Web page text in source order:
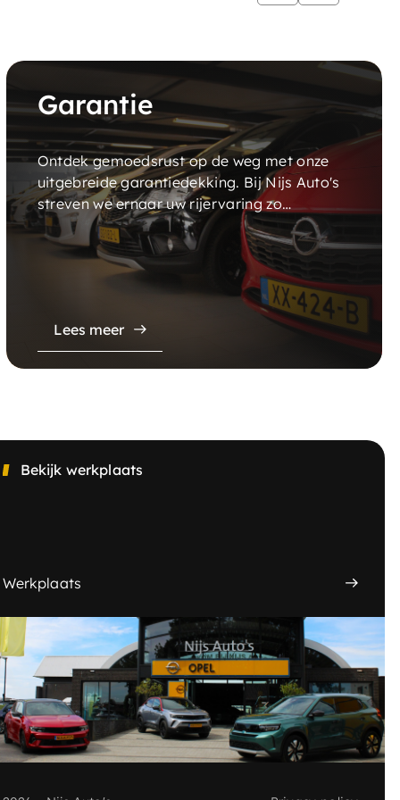
Garantie
Ontdek gemoedsrust op de weg met onze
uitgebreide garantiedekking. Bij Nijs Auto's
streven we ernaar uw rijervaring zo
probleemloos mogelijk te maken.
Lees meer
Bekijk werkplaats
Werkplaats